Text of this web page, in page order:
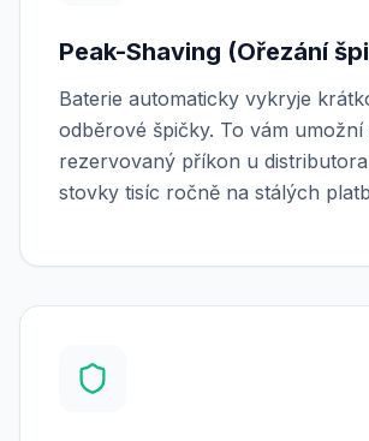
Peak-Shaving (Ořezání
Baterie automaticky vykryje
odběrové špičky. To vám umožní
rezervovaný příkon u
stovky tisíc ročně na stálých